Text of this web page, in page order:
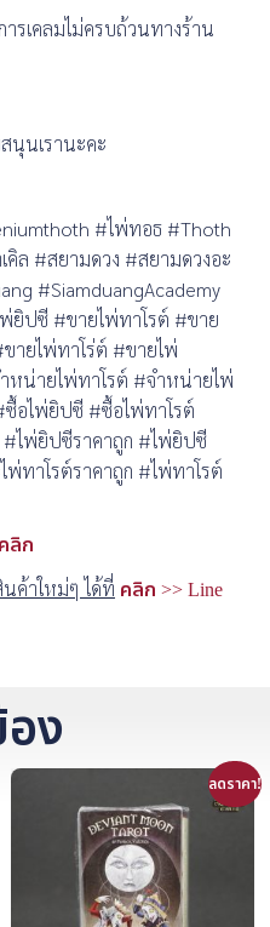
รเคลมไม่ครบถ้วนทางร้าน
นเรานะคะ
#ไพ่ทอธ #Thoth
ล #สยามดวง #สยามดวงอะ
#SiamduangAcademy
ยิปซี #ขายไพ่ทาโรต์ #ขาย
ายไพ่ทาโร่ต์ #ขายไพ่
หน่ายไพ่ทาโรต์ #จำหน่ายไพ่
ซื้อไพ่ยิปซี #ซื้อไพ่ทาโรต์
#ไพ่ยิปซีราคาถูก #ไพ่ยิปซี
ทาโรต์ราคาถูก #ไพ่ทาโรต์
คลิก
ค้าใหม่ๆ ได้ที่ คลิก >> Line
ง
ลดราคา!